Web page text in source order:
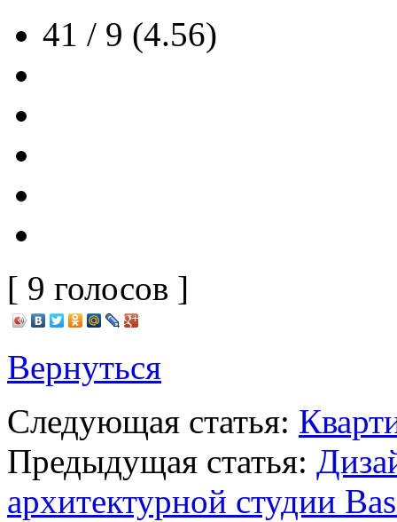
41 / 9 (4.56)
[ 9 голосов ]
Вернуться
Следующая статья:
Предыдущая статья:
архитектурной студии